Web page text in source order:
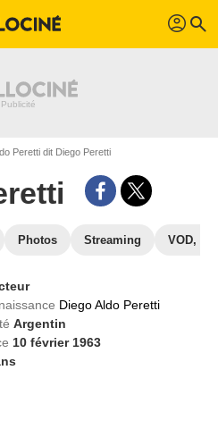
profil search
Peretti dit Diego Peretti
Photos Streaming VOD,
Diego Aldo Peretti
Argentin
10 février 1963